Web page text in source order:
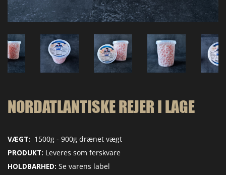
NORDATLANTISKE REJER I LAGE
VÆGT: 1500g - 900g drænet vægt
PRODUKT: Leveres som ferskvare
HOLDBARHED: Se varens label